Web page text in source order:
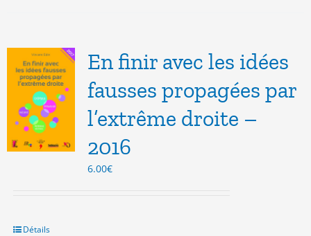
En finir avec les idées
fausses propagées par
l’extrême droite –
2016
6.00€
Détails